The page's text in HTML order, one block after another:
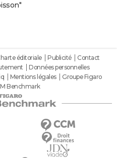
éditoriale Publicité
Contact
Données personnelles
Mentions légales
Groupe Figaro
Benchmark